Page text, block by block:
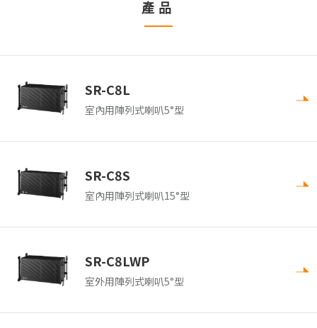
產品
SR-C8L
室內用陣列式喇叭5°型
SR-C8S
室內用陣列式喇叭15°型
SR-C8LWP
室外用陣列式喇叭5°型